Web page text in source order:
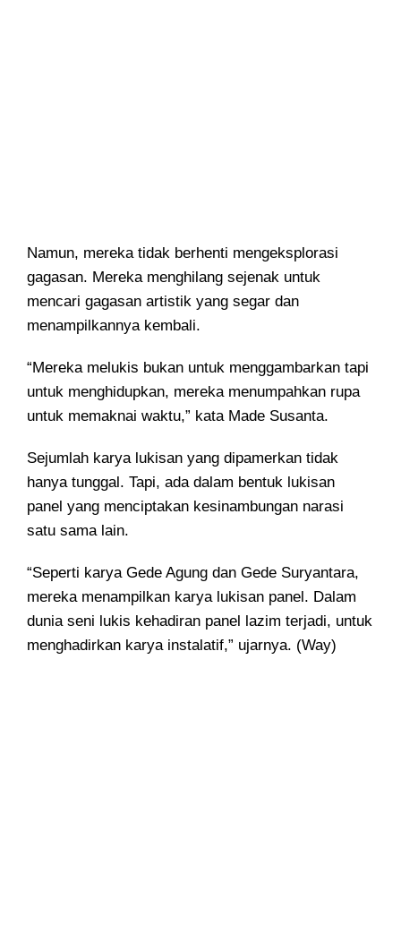
Namun, mereka tidak berhenti mengeksplorasi
gagasan. Mereka menghilang sejenak untuk
mencari gagasan artistik yang segar dan
menampilkannya kembali.
“Mereka melukis bukan untuk menggambarkan tapi
untuk menghidupkan, mereka menumpahkan rupa
untuk memaknai waktu,” kata Made Susanta.
Sejumlah karya lukisan yang dipamerkan tidak
hanya tunggal. Tapi, ada dalam bentuk lukisan
panel yang menciptakan kesinambungan narasi
satu sama lain.
“Seperti karya Gede Agung dan Gede Suryantara,
mereka menampilkan karya lukisan panel. Dalam
dunia seni lukis kehadiran panel lazim terjadi, untuk
menghadirkan karya instalatif,” ujarnya. (Way)